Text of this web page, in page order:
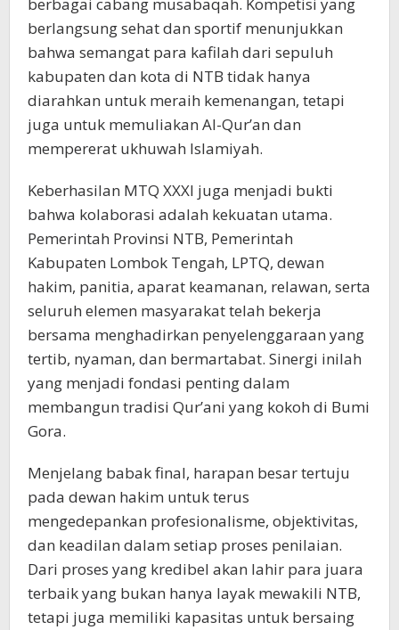
berbagai cabang musabaqah. Kompetisi yang
berlangsung sehat dan sportif menunjukkan
bahwa semangat para kafilah dari sepuluh
kabupaten dan kota di NTB tidak hanya
diarahkan untuk meraih kemenangan, tetapi
juga untuk memuliakan Al-Qur’an dan
mempererat ukhuwah Islamiyah.
Keberhasilan MTQ XXXI juga menjadi bukti
bahwa kolaborasi adalah kekuatan utama.
Pemerintah Provinsi NTB, Pemerintah
Kabupaten Lombok Tengah, LPTQ, dewan
hakim, panitia, aparat keamanan, relawan, serta
seluruh elemen masyarakat telah bekerja
bersama menghadirkan penyelenggaraan yang
tertib, nyaman, dan bermartabat. Sinergi inilah
yang menjadi fondasi penting dalam
membangun tradisi Qur’ani yang kokoh di Bumi
Gora.
Menjelang babak final, harapan besar tertuju
pada dewan hakim untuk terus
mengedepankan profesionalisme, objektivitas,
dan keadilan dalam setiap proses penilaian.
Dari proses yang kredibel akan lahir para juara
terbaik yang bukan hanya layak mewakili NTB,
tetapi juga memiliki kapasitas untuk bersaing